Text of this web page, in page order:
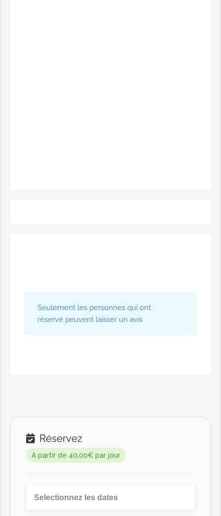
Seulement les personnes qui ont
réservé peuvent laisser un avis
Réservez
A partir de 40,00€ par jour